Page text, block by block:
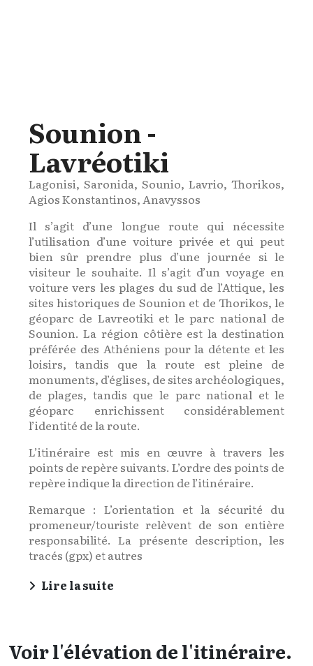
Sounion -
Lavréotiki
Lagonisi, Saronida, Sounio, Lavrio, Thorikos,
Agios Konstantinos, Anavyssos
Il s’agit d’une longue route qui nécessite
l’utilisation d’une voiture privée et qui peut
bien sûr prendre plus d’une journée si le
visiteur le souhaite. Il s’agit d’un voyage en
voiture vers les plages du sud de l’Attique, les
sites historiques de Sounion et de Thorikos, le
géoparc de Lavreotiki et le parc national de
Sounion. La région côtière est la destination
préférée des Athéniens pour la détente et les
loisirs, tandis que la route est pleine de
monuments, d’églises, de sites archéologiques,
de plages, tandis que le parc national et le
géoparc enrichissent considérablement
l’identité de la route.
L’itinéraire est mis en œuvre à travers les
points de repère suivants. L’ordre des points de
repère indique la direction de l’itinéraire.
Remarque : L’orientation et la sécurité du
promeneur/touriste relèvent de son entière
responsabilité. La présente description, les
tracés (gpx) et autres
Lire la suite
Voir l'élévation de l'itinéraire.